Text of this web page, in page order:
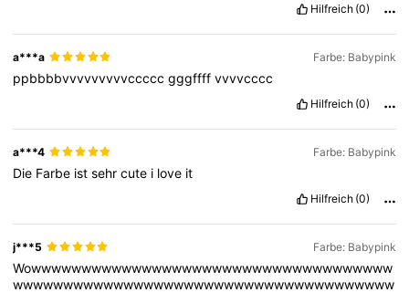
Hilfreich (0)
a***a Farbe: Babypink
ppbbbbvvvvvvvvvcccccgggffffvvvvcccc
Hilfreich (0)
a***4 Farbe: Babypink
Die Farbe istsehrcute i love it
Hilfreich (0)
j***5 Farbe: Babypink
Wowwwwwwwwwwwwwwwwwwwwwwwwwwwwwwwwwwww
wwwwwwwwwwwwwwwwwwwwwwwwwwwwwwwwwwwwww